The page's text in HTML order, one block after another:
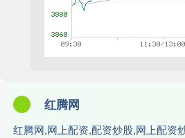
红腾网
红腾网,网上配资,配资炒股,网上配资